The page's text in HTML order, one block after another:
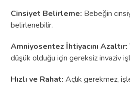
Cinsiyet Belirleme: Bebeğin
belirlenebilir.
Amniyosentez İhtiyacını Azaltır:
düşük olduğu için gereksiz invaziv
Hızlı ve Rahat: Açlık gerekmez,